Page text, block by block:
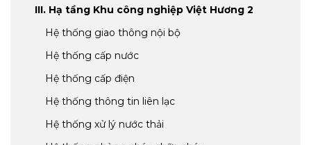
III. Hạ tầng Khu công nghiệp Việt Hương 2
Hệ thống giao thông nội bộ
Hệ thống cấp nước
Hệ thống cấp điện
Hệ thống thông tin liên lạc
Hệ thống xử lý nước thải